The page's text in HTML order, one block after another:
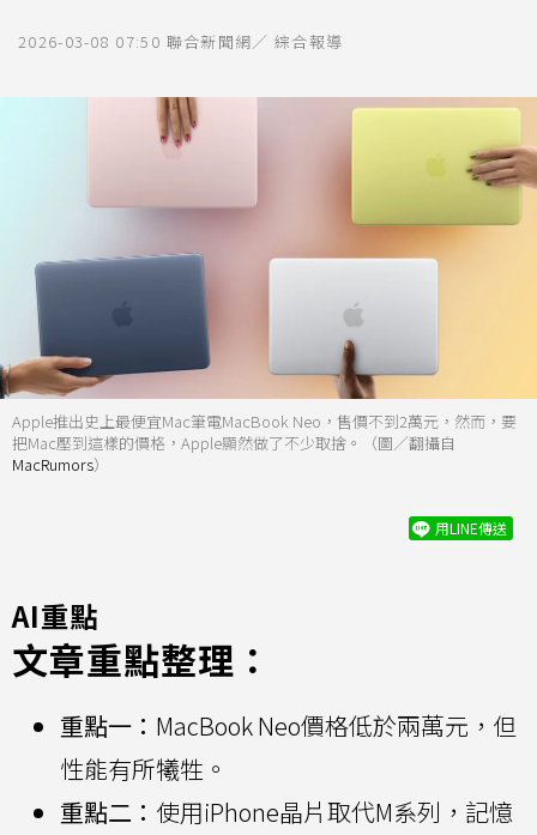
2026-03-08 07:50 聯合新聞網／ 綜合報導
Apple推出史上最便宜Mac筆電MacBook Neo，售價不到2萬元，然而，要
把Mac壓到這樣的價格，Apple顯然做了不少取捨。（圖／翻攝自
MacRumors）
用LINE傳送
AI重點
文章重點整理：
重點一： MacBook Neo價格低於兩萬元，但
性能有所犧牲。
重點二： 使用iPhone晶片取代M系列，記憶